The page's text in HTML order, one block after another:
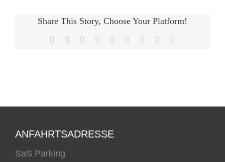
jeden
Share This Story, Choose Your Platform!
Facebook Reddit LinkedInWhatsApp
TumblrPinterest
ANFAHRTSADRESSE
SaS Parking